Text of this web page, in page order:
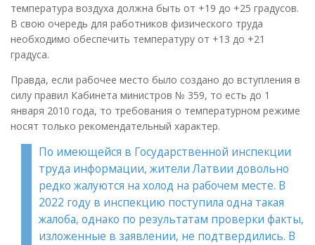
температура воздуха должна быть от +19 до +25 градусов.
В свою очередь для работников физического труда
необходимо обеспечить температуру от +13 до +21
градуса.
Правда, если рабочее место было создано до вступления в
силу правил Кабинета министров № 359, то есть до 1
января 2010 года, то требования о температурном режиме
носят только рекомендательный характер.
По имеющейся в Государственной инспекции
труда информации, жители Латвии довольно
редко жалуются на холод на рабочем месте. В
2022 году в инспекцию поступила одна такая
жалоба, однако по результатам проверки факты,
изложенные в заявлении, не подтвердились. В